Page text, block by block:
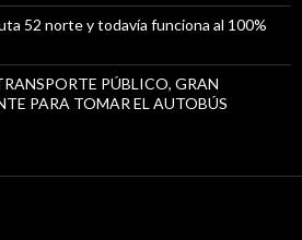
52 norte y todavía funciona al 100%
PÚBLICO, GRAN
PARA TOMAR EL AUTOBÚS